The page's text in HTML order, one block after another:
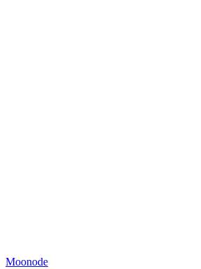
Moonode